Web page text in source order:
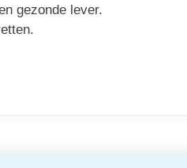
gezonde lever.